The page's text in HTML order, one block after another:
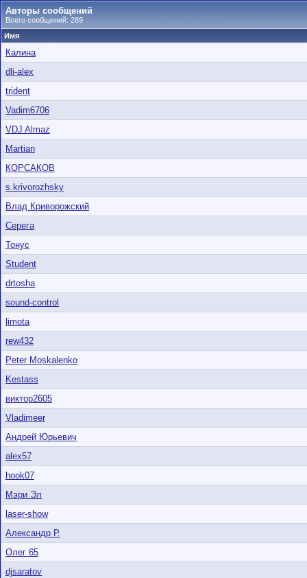
Авторы сообщений
Всего сообщений: 289
Имя
Калина
dli-alex
trident
Vadim6706
VDJ Almaz
Martian
КОРСАКОВ
s.krivorozhsky
Влад Криворожский
Cерега
Тонус
Student
drtosha
sound-control
limota
rew432
Peter Moskalenko
Kestass
виктор2605
Vladimeer
Андрей Юрьевич
alex57
hook07
Мэри Эл
laser-show
Александр Р.
Олег 65
djsaratov